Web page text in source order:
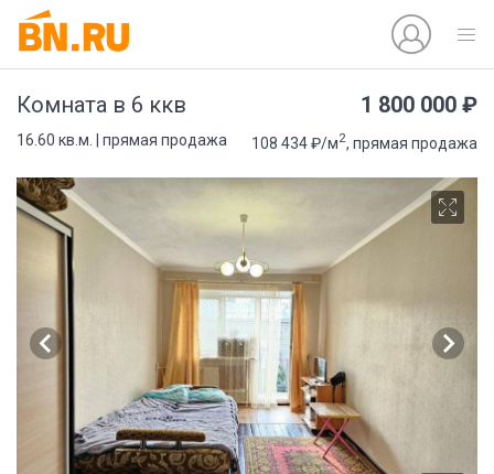
Комната в 6 ккв 1 800 000 ₽
16.60 кв.м. | прямая продажа 108 434 ₽/м2, прямая продажа